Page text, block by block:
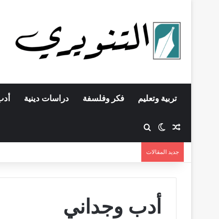
تربية وتعليم فكر وفلسفة دراسات دينية
مقال عشوائي
الوضع المظلم
جديد المقالات
أدب وجداني